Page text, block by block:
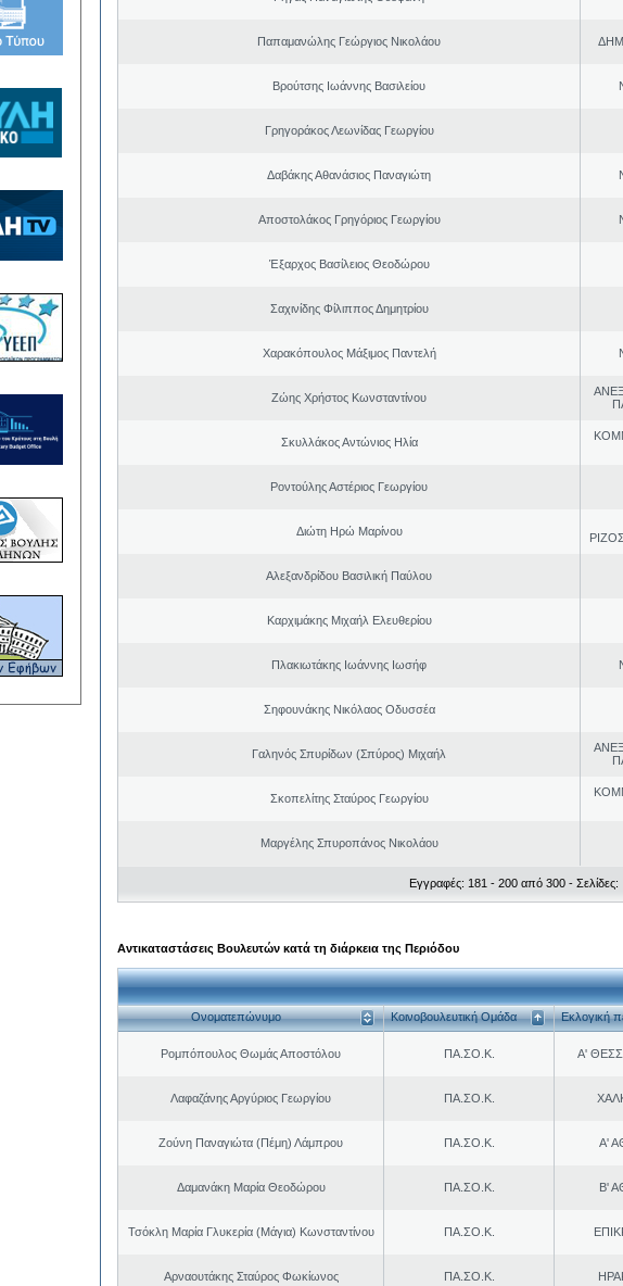
Παπαμανώλης Γεώργιος Νικολάου
Βρούτσης Ιωάννης Βασιλείου
Γρηγοράκος Λεωνίδας Γεωργίου
Δαβάκης Αθανάσιος Παναγιώτη
Αποστολάκος Γρηγόριος Γεωργίου
Έξαρχος Βασίλειος Θεοδώρου
Σαχινίδης Φίλιππος Δημητρίου
Χαρακόπουλος Μάξιμος Παντελή
Ζώης Χρήστος Κωνσταντίνου
Σκυλλάκος Αντώνιος Ηλία
Ροντούλης Αστέριος Γεωργίου
Διώτη Ηρώ Μαρίνου
Αλεξανδρίδου Βασιλική Παύλου
Καρχιμάκης Μιχαήλ Ελευθερίου
Πλακιωτάκης Ιωάννης Ιωσήφ
Σηφουνάκης Νικόλαος Οδυσσέα
Γαληνός Σπυρίδων (Σπύρος) Μιχαήλ
Σκοπελίτης Σταύρος Γεωργίου
Μαργέλης Σπυροπάνος Νικολάου
Εγγραφές: 181 - 200 από 300 - Σελίδες:
Αντικαταστάσεις Βουλευτών κατά τη διάρκεια της Περιόδου
Ονοματεπώνυμο Κοινοβουλευτική Ομάδα Εκλογική
Ρομπόπουλος Θωμάς Αποστόλου ΠΑ.ΣΟ.Κ. Α'
Λαφαζάνης Αργύριος Γεωργίου ΠΑ.ΣΟ.Κ.
Ζούνη Παναγιώτα (Πέμη) Λάμπρου ΠΑ.ΣΟ.Κ. Α'
Δαμανάκη Μαρία Θεοδώρου ΠΑ.ΣΟ.Κ. Β'
Τσόκλη Μαρία Γλυκερία (Μάγια) Κωνσταντίνου ΠΑ.ΣΟ.Κ.
Αρναουτάκης Σταύρος Φωκίωνος ΠΑ.ΣΟ.Κ.